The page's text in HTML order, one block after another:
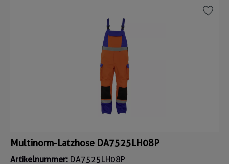
Multinorm-Latzhose DA7525LH08P
Artikelnummer: DA7525LH08P